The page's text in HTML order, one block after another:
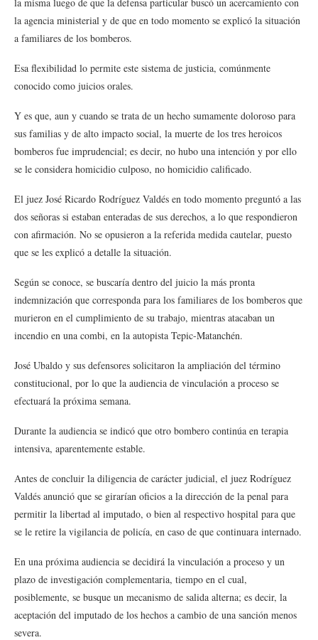
la agencia ministerial y de que en todo momento se explicó la situación
a familiares de los bomberos.
Esa flexibilidad lo permite este sistema de justicia, comúnmente
conocido como juicios orales.
Y es que, aun y cuando se trata de un hecho sumamente doloroso para
sus familias y de alto impacto social, la muerte de los tres heroicos
bomberos fue imprudencial; es decir, no hubo una intención y por ello
se le considera homicidio culposo, no homicidio calificado.
El juez José Ricardo Rodríguez Valdés en todo momento preguntó a las
dos señoras si estaban enteradas de sus derechos, a lo que respondieron
con afirmación. No se opusieron a la referida medida cautelar, puesto
que se les explicó a detalle la situación.
Según se conoce, se buscaría dentro del juicio la más pronta
indemnización que corresponda para los familiares de los bomberos que
murieron en el cumplimiento de su trabajo, mientras atacaban un
incendio en una combi, en la autopista Tepic-Matanchén.
José Ubaldo y sus defensores solicitaron la ampliación del término
constitucional, por lo que la audiencia de vinculación a proceso se
efectuará la próxima semana.
Durante la audiencia se indicó que otro bombero continúa en terapia
intensiva, aparentemente estable.
Antes de concluir la diligencia de carácter judicial, el juez Rodríguez
Valdés anunció que se girarían oficios a la dirección de la penal para
permitir la libertad al imputado, o bien al respectivo hospital para que
se le retire la vigilancia de policía, en caso de que continuara internado.
En una próxima audiencia se decidirá la vinculación a proceso y un
plazo de investigación complementaria, tiempo en el cual,
posiblemente, se busque un mecanismo de salida alterna; es decir, la
aceptación del imputado de los hechos a cambio de una sanción menos
severa.